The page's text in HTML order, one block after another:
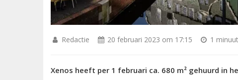
Redactie 20 februari 2023 om 17:15 1
Xenos heeft per 1 februari ca. 680 m² gehuurd in